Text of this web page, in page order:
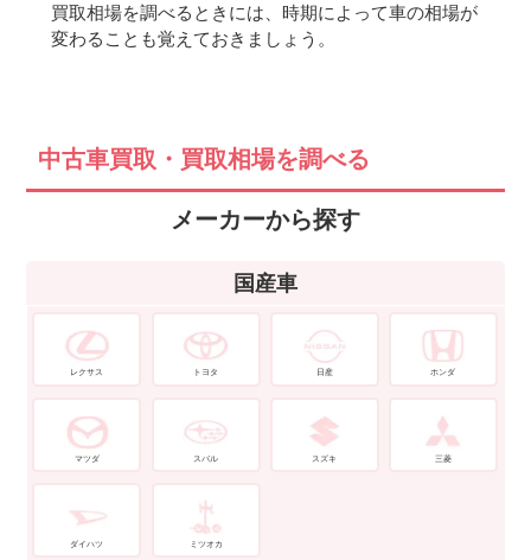
買取相場を調べるときには、時期によって車の相場が
変わることも覚えておきましょう。
中古車買取・買取相場を調べる
メーカーから探す
国産車
レクサス トヨタ 日産 ホンダ
マツダ スバル スズキ 三菱
ダイハツ ミツオカ